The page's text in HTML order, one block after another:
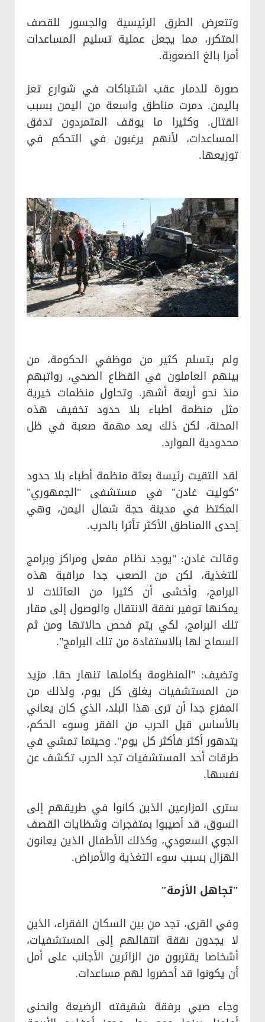
وتتعرض الطرق الرئيسية والجسور للقصف
المتكرر، مما يجعل عملية تسليم المساعدات
أمرا بالغ الصعوبة.
صورة للدمار عقب اشتباكات في شوارع تعز
باليمن. دمرت مناطق واسعة من اليمن بسبب
القتال. وكثيرا ما يوقف المتمردون تدفق
المساعدات، لأنهم يرغبون في التحكم في
توزيعها.
ولم يتسلم كثير من موظفي الحكومة، من
بينهم العاملون في القطاع الصحي، رواتبهم
منذ نحو أربعة أشهر. وتحاول منظمات خيرية
مثل منظمة اطباء بلا حدود تخفيف هذه
المحنة، لكن ذلك يعد مهمة صعبة في ظل
محدودية الموارد.
لقد التقيت رئيسة بعثة منظمة أطباء بلا حدود
"كوليت غادن" في مستشفى "الجمهوري"
المكتظ في مدينة حجة شمال اليمن، وهي
إحدى االمناطق الأكثر تأثرا بالحرب.
وقالت غادن: "يوجد نظام مفعل ومراكز وبرامج
للتغذية، لكن من الصعب جدا مراقبة هذه
البرامج، وأخشى أن كثيرا من العائلات لا
يمكنها توفير نفقة الانتقال والوصول إلى مقار
تلك البرامج، لكي يتم فحص حالاتها ومن ثم
السماح لها بالاستفادة من تلك البرامج".
وتضيف: "المنظومة بكاملها تنهار حقا. مزيد
من المستشفيات يغلق كل يوم، ولذلك من
المفزع جدا أن ترى هذا البلد، الذي كان يعاني
بالأساس قبل الحرب من الفقر وسوء الحكم،
يتدهور أكثر فأكثر كل يوم". وحينما تمشي في
طرقات أحد المستشفيات تجد الحرب تكشف عن
نفسها.
سترى المزارعين الذين كانوا في طريقهم إلى
السوق، قد أصيبوا بمتفجرات وشظايات القصف
الجوي السعودي، وكذلك الأطفال الذين يعانون
الهزال بسبب سوء التغذية والأمراض.
"تجاهل الأزمة"
وفي القرى، تجد من بين السكان الفقراء، الذين
لا يجدون نفقة انتقالهم إلى المستشفيات،
أشخاصا يقتربون من الزائرين الأجانب على أمل
أن يكونوا قد أحضروا لهم مساعدات.
وجاء صبي برفقة شقيقته الرضيعة وانحنى